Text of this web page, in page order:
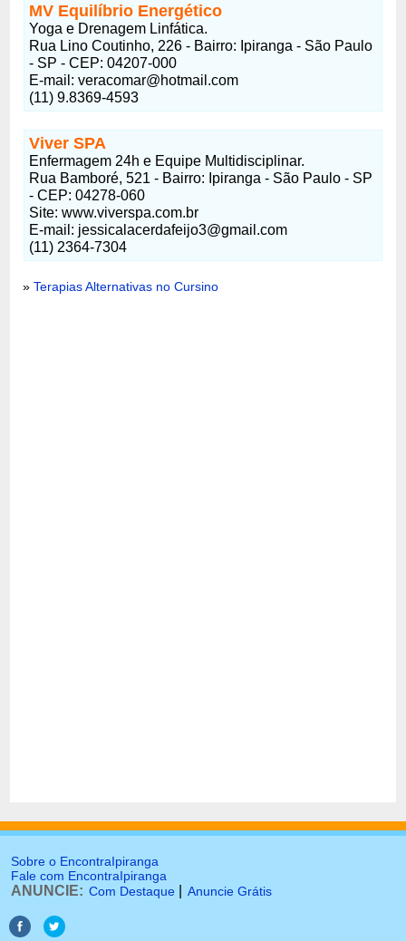
MV Equilíbrio Energético
Yoga e Drenagem Linfática.
Rua Lino Coutinho, 226 - Bairro: Ipiranga - São Paulo
- SP - CEP: 04207-000
E-mail: veracomar@hotmail.com
(11) 9.8369-4593
Viver SPA
Enfermagem 24h e Equipe Multidisciplinar.
Rua Bamboré, 521 - Bairro: Ipiranga - São Paulo - SP
- CEP: 04278-060
Site: www.viverspa.com.br
E-mail: jessicalacerdafeijo3@gmail.com
(11) 2364-7304
»Terapias Alternativas no Cursino
Sobre o EncontraIpiranga
Fale com EncontraIpiranga
ANUNCIE: Com Destaque Anuncie Grátis